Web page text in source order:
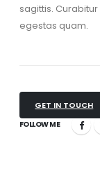
sagittis.
egestas quam.
GET IN TOUCH
FOLLOW ME